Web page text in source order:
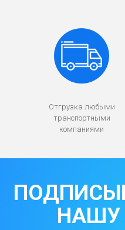
Отгрузка любыми
транспортными
компаниями
НАШУ